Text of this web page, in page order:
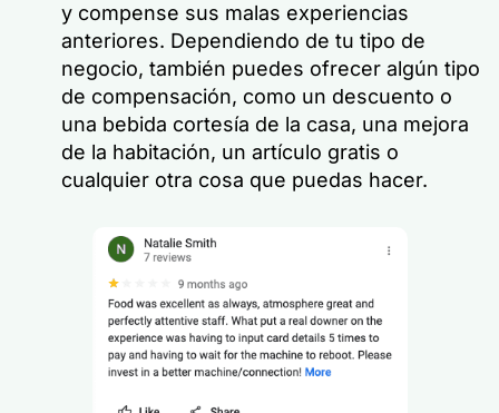
y compense sus malas experiencias
anteriores. Dependiendo de tu tipo de
negocio, también puedes ofrecer algún tipo
de compensación, como un descuento o
una bebida cortesía de la casa, una mejora
de la habitación, un artículo gratis o
cualquier otra cosa que puedas hacer.